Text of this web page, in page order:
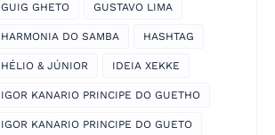
GUIG GHETO GUSTAVO LIMA
HARMONIA DO SAMBA HASHTAG
HÉLIO & JÚNIOR IDEIA XEKKE
IGOR KANARIO PRINCIPE DO GUETHO
IGOR KANARIO PRINCIPE DO GUETO